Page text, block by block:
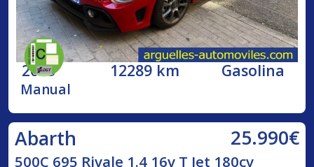
2023 12289 km Gasolina
Manual
Abarth 25.990€
500C 695 Rivale 1.4 16v T Jet 180cv